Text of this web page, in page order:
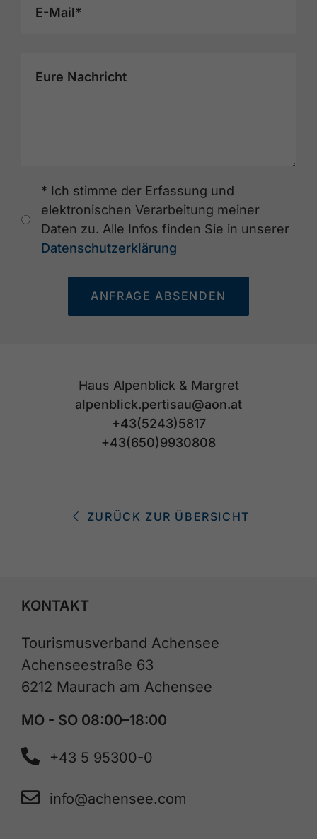
E-Mail*
Eure Nachricht
* Ich stimme der Erfassung und
elektronischen Verarbeitung meiner
Daten zu. Alle Infos finden Sie in unserer
Datenschutzerklärung
ANFRAGE ABSENDEN
Haus Alpenblick & Margret
alpenblick.pertisau@aon.at
+43(5243)5817
+43(650)9930808
ZURÜCK ZUR ÜBERSICHT
KONTAKT
Tourismusverband Achensee
Achenseestraße 63
6212 Maurach am Achensee
MO - SO 08:00–18:00
+43 5 95300-0
info@achensee.com